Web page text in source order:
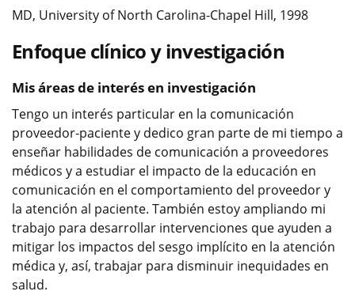
MD, University of North Carolina-Chapel Hill, 1998
Enfoque clínico y investigación
Mis áreas de interés en investigación
Tengo un interés particular en la comunicación
proveedor-paciente y dedico gran parte de mi tiempo a
enseñar habilidades de comunicación a proveedores
médicos y a estudiar el impacto de la educación en
comunicación en el comportamiento del proveedor y
la atención al paciente. También estoy ampliando mi
trabajo para desarrollar intervenciones que ayuden a
mitigar los impactos del sesgo implícito en la atención
médica y, así, trabajar para disminuir inequidades en
salud.